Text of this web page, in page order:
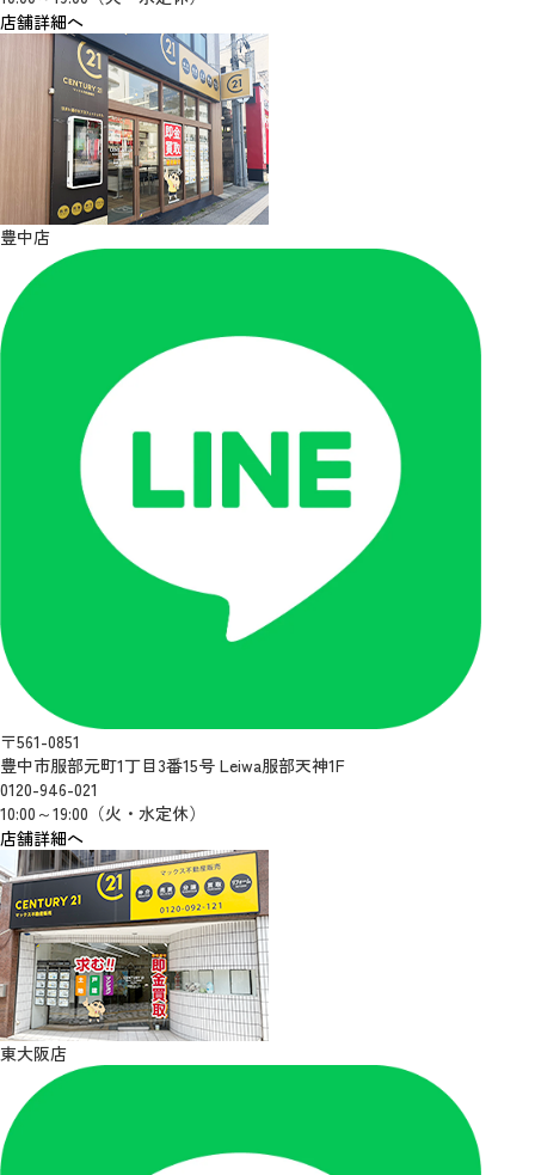
店舗詳細へ
豊中店
〒561-0851
豊中市服部元町1丁目3番15号 Leiwa服部天神1F
0120-946-021
10:00～19:00（火・水定休）
店舗詳細へ
東大阪店